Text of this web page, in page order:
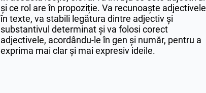
și ce rol are în propoziție. Va recunoaște adjectivele
în texte, va stabili legătura dintre adjectiv și
substantivul determinat și va folosi corect
adjectivele, acordându-le în gen și număr, pentru a
exprima mai clar și mai expresiv ideile.